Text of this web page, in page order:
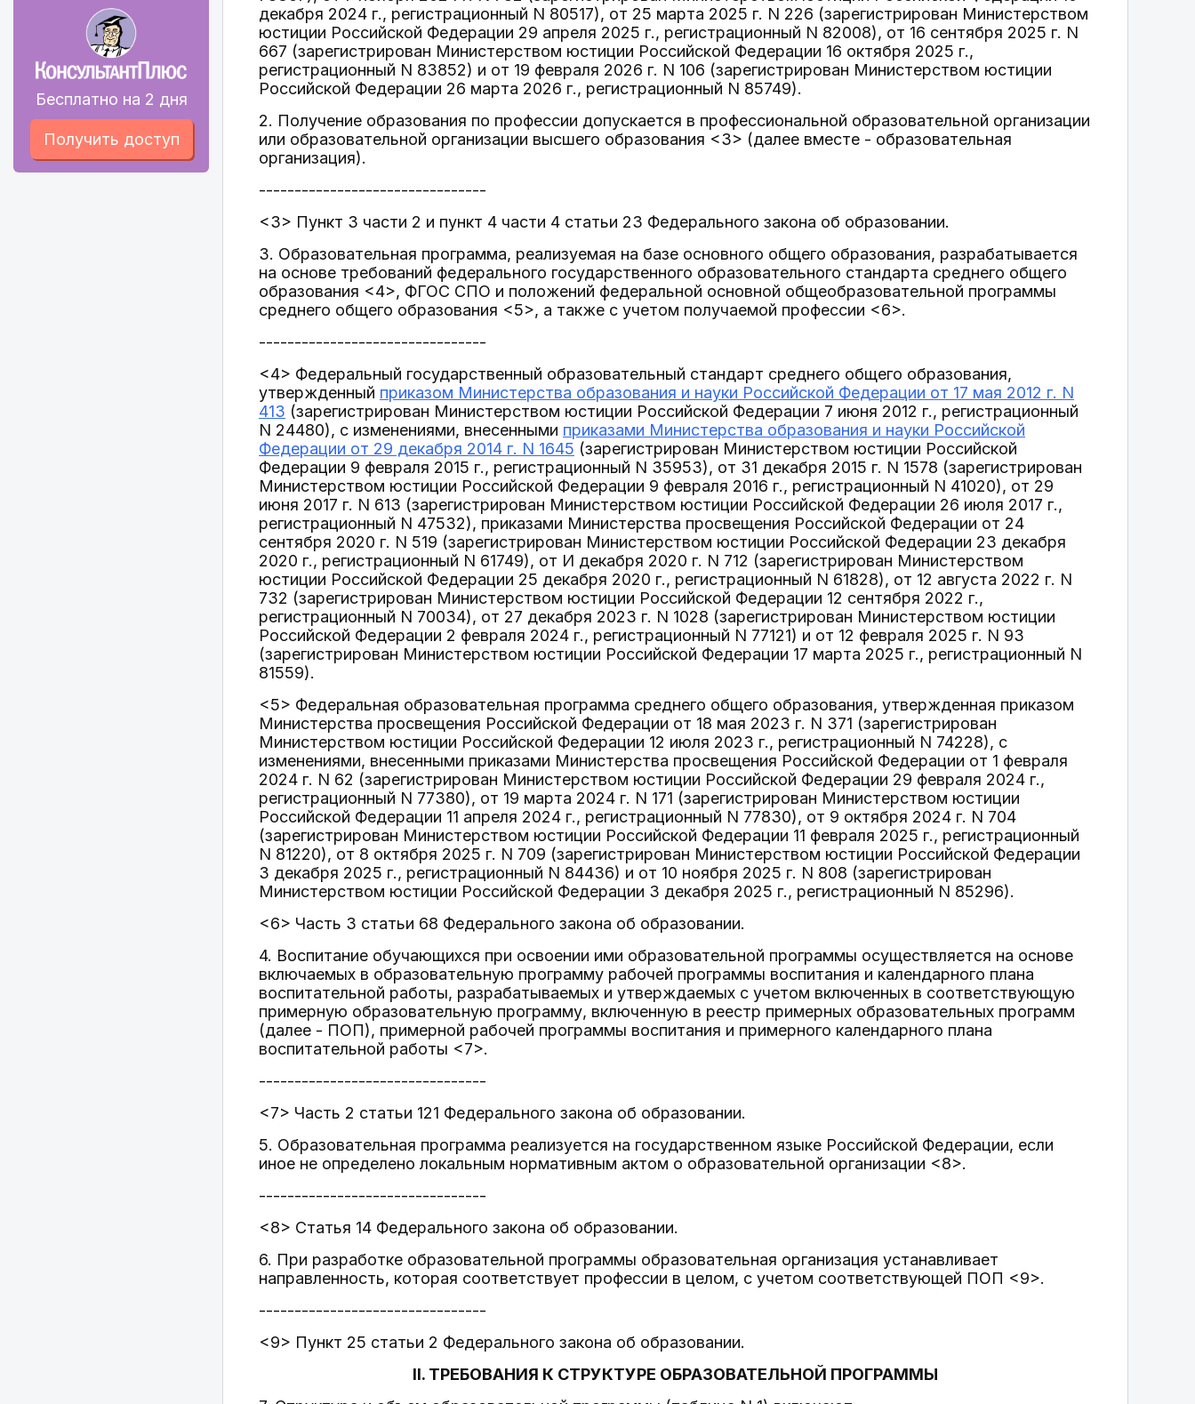
Бесплатно на 2 дня
Получить доступ
декабря 2024 г., регистрационный N 80517), от 25 марта 2025 г. N 226 (зарегистрирован Министерством
юстиции Российской Федерации 29 апреля 2025 г., регистрационный N 82008), от 16 сентября 2025 г. N
667 (зарегистрирован Министерством юстиции Российской Федерации 16 октября 2025 г.,
регистрационный N 83852) и от 19 февраля 2026 г. N 106 (зарегистрирован Министерством юстиции
Российской Федерации 26 марта 2026 г., регистрационный N 85749).
2. Получение образования по профессии допускается в профессиональной образовательной организации
или образовательной организации высшего образования <3> (далее вместе - образовательная
организация).
--------------------------------
<3> Пункт 3 части 2 и пункт 4 части 4 статьи 23 Федерального закона об образовании.
3. Образовательная программа, реализуемая на базе основного общего образования, разрабатывается
на основе требований федерального государственного образовательного стандарта среднего общего
образования <4>, ФГОС СПО и положений федеральной основной общеобразовательной программы
среднего общего образования <5>, а также с учетом получаемой профессии <6>.
--------------------------------
<4> Федеральный государственный образовательный стандарт среднего общего образования,
утвержденный приказом Министерства образования и науки Российской Федерации от 17 мая 2012 г. N
413 (зарегистрирован Министерством юстиции Российской Федерации 7 июня 2012 г., регистрационный
N 24480), с изменениями, внесенными приказами Министерства образования и науки Российской
Федерации от 29 декабря 2014 г. N 1645 (зарегистрирован Министерством юстиции Российской
Федерации 9 февраля 2015 г., регистрационный N 35953), от 31 декабря 2015 г. N 1578 (зарегистрирован
Министерством юстиции Российской Федерации 9 февраля 2016 г., регистрационный N 41020), от 29
июня 2017 г. N 613 (зарегистрирован Министерством юстиции Российской Федерации 26 июля 2017 г.,
регистрационный N 47532), приказами Министерства просвещения Российской Федерации от 24
сентября 2020 г. N 519 (зарегистрирован Министерством юстиции Российской Федерации 23 декабря
2020 г., регистрационный N 61749), от И декабря 2020 г. N 712 (зарегистрирован Министерством
юстиции Российской Федерации 25 декабря 2020 г., регистрационный N 61828), от 12 августа 2022 г. N
732 (зарегистрирован Министерством юстиции Российской Федерации 12 сентября 2022 г.,
регистрационный N 70034), от 27 декабря 2023 г. N 1028 (зарегистрирован Министерством юстиции
Российской Федерации 2 февраля 2024 г., регистрационный N 77121) и от 12 февраля 2025 г. N 93
(зарегистрирован Министерством юстиции Российской Федерации 17 марта 2025 г., регистрационный N
81559).
<5> Федеральная образовательная программа среднего общего образования, утвержденная приказом
Министерства просвещения Российской Федерации от 18 мая 2023 г. N 371 (зарегистрирован
Министерством юстиции Российской Федерации 12 июля 2023 г., регистрационный N 74228), с
изменениями, внесенными приказами Министерства просвещения Российской Федерации от 1 февраля
2024 г. N 62 (зарегистрирован Министерством юстиции Российской Федерации 29 февраля 2024 г.,
регистрационный N 77380), от 19 марта 2024 г. N 171 (зарегистрирован Министерством юстиции
Российской Федерации 11 апреля 2024 г., регистрационный N 77830), от 9 октября 2024 г. N 704
(зарегистрирован Министерством юстиции Российской Федерации 11 февраля 2025 г., регистрационный
N 81220), от 8 октября 2025 г. N 709 (зарегистрирован Министерством юстиции Российской Федерации
3 декабря 2025 г., регистрационный N 84436) и от 10 ноября 2025 г. N 808 (зарегистрирован
Министерством юстиции Российской Федерации 3 декабря 2025 г., регистрационный N 85296).
<6> Часть 3 статьи 68 Федерального закона об образовании.
4. Воспитание обучающихся при освоении ими образовательной программы осуществляется на основе
включаемых в образовательную программу рабочей программы воспитания и календарного плана
воспитательной работы, разрабатываемых и утверждаемых с учетом включенных в соответствующую
примерную образовательную программу, включенную в реестр примерных образовательных программ
(далее - ПОП), примерной рабочей программы воспитания и примерного календарного плана
воспитательной работы <7>.
--------------------------------
<7> Часть 2 статьи 121 Федерального закона об образовании.
5. Образовательная программа реализуется на государственном языке Российской Федерации, если
иное не определено локальным нормативным актом о образовательной организации <8>.
--------------------------------
<8> Статья 14 Федерального закона об образовании.
6. При разработке образовательной программы образовательная организация устанавливает
направленность, которая соответствует профессии в целом, с учетом соответствующей ПОП <9>.
--------------------------------
<9> Пункт 25 статьи 2 Федерального закона об образовании.
II. ТРЕБОВАНИЯ К СТРУКТУРЕ ОБРАЗОВАТЕЛЬНОЙ ПРОГРАММЫ